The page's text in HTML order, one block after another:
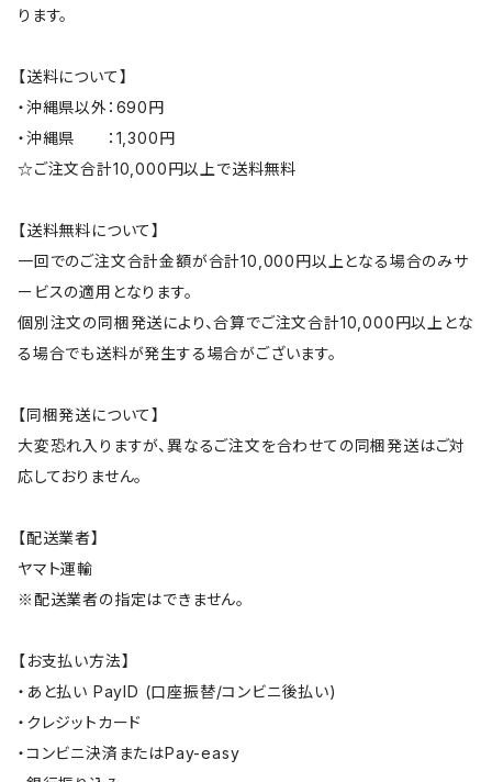
ります。
【送料について】
・沖縄県以外：690円
・沖縄県 ：1,300円
☆ご注文合計10,000円以上で送料無料
【送料無料について】
一回でのご注文合計金額が合計10,000円以上となる場合のみサ
ービスの適用となります。
個別注文の同梱発送により、合算でご注文合計10,000円以上とな
る場合でも送料が発生する場合がございます。
【同梱発送について】
大変恐れ入りますが、異なるご注文を合わせての同梱発送はご対
応しておりません。
【配送業者】
ヤマト運輸
※配送業者の指定はできません。
【お支払い方法】
・あと払い PayID (口座振替/コンビニ後払い)
・クレジットカード
・コンビニ決済またはPay-easy